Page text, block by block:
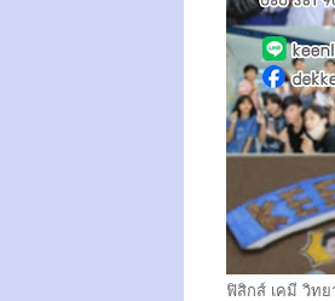
ฟิสิกส์ เคมี วิทย